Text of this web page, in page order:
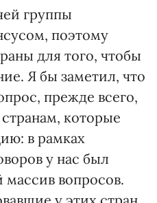
группы
поэтому
для того, чтобы
Я бы заметил, что
прежде всего,
которые
в рамках
у нас был
вопросов.